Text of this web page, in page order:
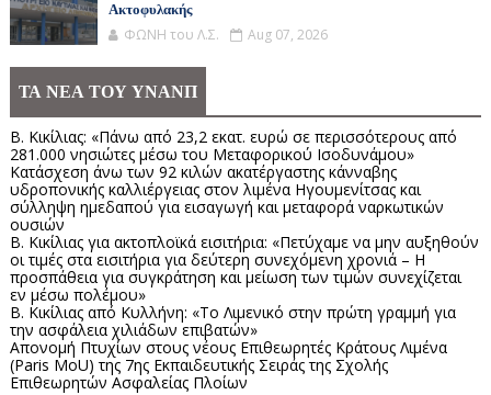
Ακτοφυλακής
ΦΩΝΗ του Λ.Σ. Aug 07, 2026
ΤΑ ΝΕΑ ΤΟΥ ΥΝΑΝΠ
Β. Κικίλιας: «Πάνω από 23,2 εκατ. ευρώ σε περισσότερους από
281.000 νησιώτες μέσω του Μεταφορικού Ισοδυνάμου»
Κατάσχεση άνω των 92 κιλών ακατέργαστης κάνναβης
υδροπονικής καλλιέργειας στον λιμένα Ηγουμενίτσας και
σύλληψη ημεδαπού για εισαγωγή και μεταφορά ναρκωτικών
ουσιών
Β. Κικίλιας για ακτοπλοϊκά εισιτήρια: «Πετύχαμε να μην αυξηθούν
οι τιμές στα εισιτήρια για δεύτερη συνεχόμενη χρονιά – Η
προσπάθεια για συγκράτηση και μείωση των τιμών συνεχίζεται
εν μέσω πολέμου»
Β. Κικίλιας από Κυλλήνη: «Το Λιμενικό στην πρώτη γραμμή για
την ασφάλεια χιλιάδων επιβατών»
Απονομή Πτυχίων στους νέους Επιθεωρητές Κράτους Λιμένα
(Paris MoU) της 7ης Εκπαιδευτικής Σειράς της Σχολής
Επιθεωρητών Ασφαλείας Πλοίων